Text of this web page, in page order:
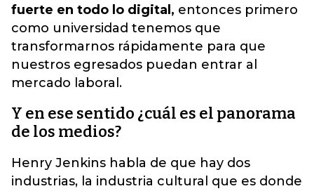
fuerte en todo lo digital, entonces primero
como universidad tenemos que
transformarnos rápidamente para que
nuestros egresados puedan entrar al
mercado laboral.
Y en ese sentido ¿cuál es el panorama
de los medios?
Henry Jenkins habla de que hay dos
industrias, la industria cultural que es donde